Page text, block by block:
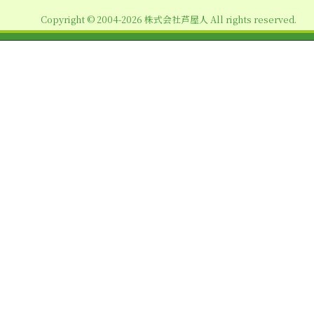
Copyright © 2004-2026 株式会社芦屋人 All rights reserved.